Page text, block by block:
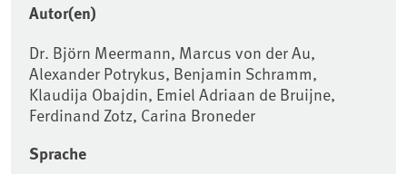
Autor(en)
Dr. Björn Meermann, Marcus von der Au,
Alexander Potrykus, Benjamin Schramm,
Klaudija Obajdin, Emiel Adriaan de Bruijne,
Ferdinand Zotz, Carina Broneder
Sprache